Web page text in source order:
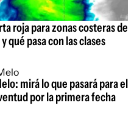
roja para zonas costeras de
qué pasa con las clases
mirá lo que pasará para el
por la primera fecha